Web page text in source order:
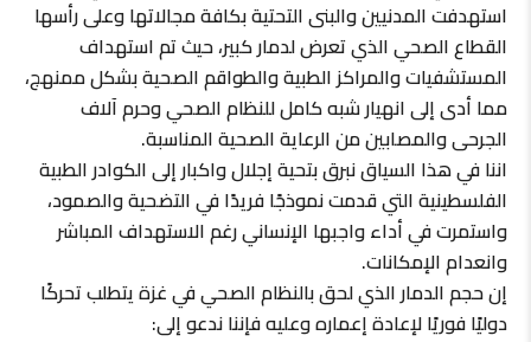
استهدفت المدنيين والبنى التحتية بكافة مجالاتها وعلى رأسها
القطاع الصحي الذي تعرض لدمار كبير، حيث تم استهداف
المستشفيات والمراكز الطبية والطواقم الصحية بشكل ممنهج،
مما أدى إلى انهيار شبه كامل للنظام الصحي وحرم آلاف
الجرحى والمصابين من الرعاية الصحية المناسبة.
اننا في هذا السياق نبرق بتحية إجلال واكبار إلى الكوادر الطبية
الفلسطينية التي قدمت نموذجًا فريدًا في التضحية والصمود،
واستمرت في أداء واجبها الإنساني رغم الاستهداف المباشر
وانعدام الإمكانات.
إن حجم الدمار الذي لحق بالنظام الصحي في غزة يتطلب تحركًا
دوليًا فوريًا لإعادة إعماره وعليه فإننا ندعو إلى: